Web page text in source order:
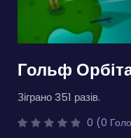
Гольф
Зіграно 351 разів.
0 (0